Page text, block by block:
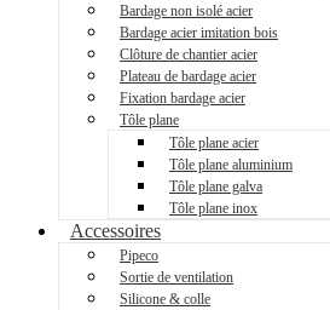
Bardage non isolé acier
Bardage acier imitation bois
Clôture de chantier acier
Plateau de bardage acier
Fixation bardage acier
Tôle plane
Tôle plane acier
Tôle plane aluminium
Tôle plane galva
Tôle plane inox
Accessoires
Pipeco
Sortie de ventilation
Silicone & colle